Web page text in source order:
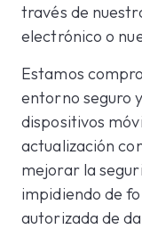
través de
electrónico o
Estamos
entorno seguro
dispositivos
actualización
mejorar la
impidiendo de
autorizada de